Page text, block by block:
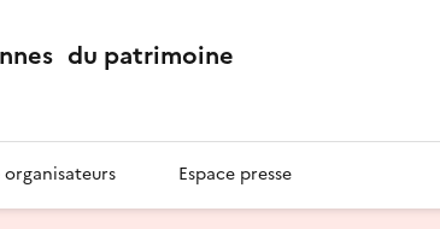
du patrimoine
organisateurs Espace presse